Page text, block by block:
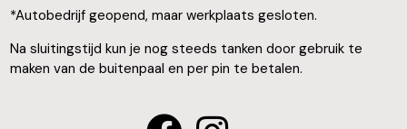
*Autobedrijf geopend, maar werkplaats gesloten.
Na sluitingstijd kun je nog steeds tanken door gebruik te
maken van de buitenpaal en per pin te betalen.